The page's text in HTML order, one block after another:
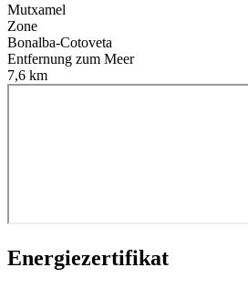
Mutxamel
Zone
Bonalba-Cotoveta
Entfernung zum Meer
7,6 km
Energiezertifikat